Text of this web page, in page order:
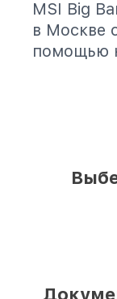
MSI Big
в Москве
помощью